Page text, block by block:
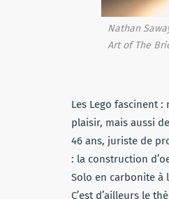
Nathan
Art of The
Les Lego fascinent
plaisir, mais aussi
46 ans, juriste de
: la construction
Solo en carbonite à
C’est d’ailleurs le